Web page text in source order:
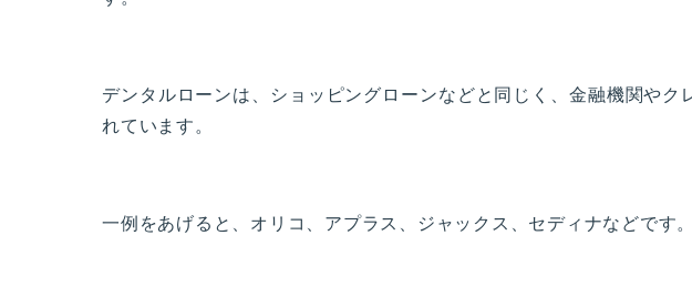
デンタルローンは、ショッピングローンなどと同じく、金融機関や
れています。
一例をあげると、オリコ、アプラス、ジャックス、セディナなどです。